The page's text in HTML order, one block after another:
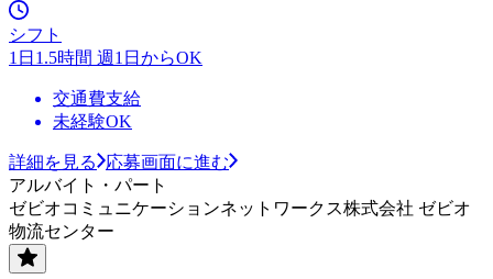
シフト
1日1.5時間 週1日からOK
交通費支給
未経験OK
詳細を見る
応募画面に進む
アルバイト・パート
ゼビオコミュニケーションネットワークス株式会社 ゼビオ
物流センター